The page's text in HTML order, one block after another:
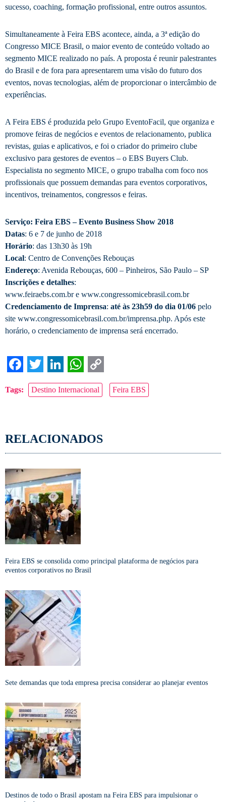
sucesso, coaching, formação profissional, entre outros assuntos.
Simultaneamente à Feira EBS acontece, ainda, a 3ª edição do
Congresso MICE Brasil, o maior evento de conteúdo voltado ao
segmento MICE realizado no país. A proposta é reunir palestrantes
do Brasil e de fora para apresentarem uma visão do futuro dos
eventos, novas tecnologias, além de proporcionar o intercâmbio de
experiências.
A Feira EBS é produzida pelo Grupo EventoFacil, que organiza e
promove feiras de negócios e eventos de relacionamento, publica
revistas, guias e aplicativos, e foi o criador do primeiro clube
exclusivo para gestores de eventos – o EBS Buyers Club.
Especialista no segmento MICE, o grupo trabalha com foco nos
profissionais que possuem demandas para eventos corporativos,
incentivos, treinamentos, congressos e feiras.
Serviço: Feira EBS – Evento Business Show 2018
Datas: 6 e 7 de junho de 2018
Horário: das 13h30 às 19h
Local: Centro de Convenções Rebouças
Endereço: Avenida Rebouças, 600 – Pinheiros, São Paulo – SP
Inscrições e detalhes:
www.feiraebs.com.br e www.congressomicebrasil.com.br
Credenciamento de Imprensa: até às 23h59 do dia 01/06 pelo
site www.congressomicebrasil.com.br/imprensa.php. Após este
horário, o credenciamento de imprensa será encerrado.
Facebook
Twitter
LinkedIn
WhatsApp
Copy
Link
Tags: Destino Internacional Feira EBS
RELACIONADOS
Feira EBS se consolida como principal plataforma de negócios para
eventos corporativos no Brasil
Sete demandas que toda empresa precisa considerar ao planejar eventos
Destinos de todo o Brasil apostam na Feira EBS para impulsionar o